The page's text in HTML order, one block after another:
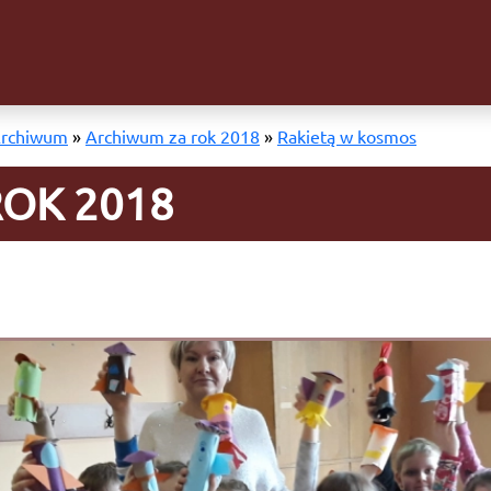
» Archiwum za rok 2018 » Rakietą w kosmos
2018